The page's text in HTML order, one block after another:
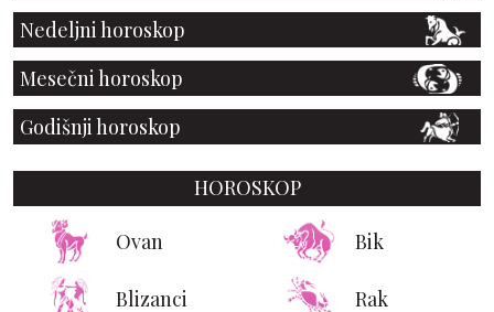
Nedeljni horoskop
Mesečni horoskop
Godišnji horoskop
HOROSKOP
Ovan Bik
Blizanci Rak